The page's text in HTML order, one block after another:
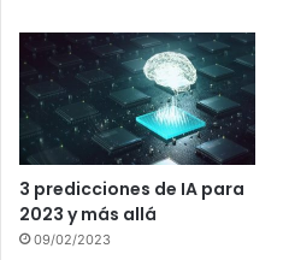
3 predicciones de IA para
2023 y más allá
09/02/2023